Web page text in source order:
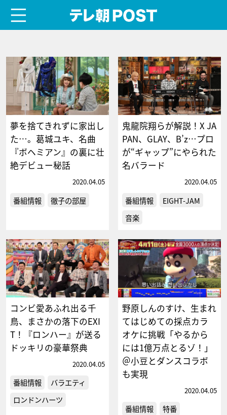
夢を捨てきれずに家出し
た…。葛城ユキ、名曲
『ボヘミアン』の裏に壮
絶デビュー秘話
2020.04.05
番組情報 徹子の部屋
鬼龍院翔らが解説！X JA
PAN、GLAY、B’z…プロ
が“ギャップ”にやられた
名バラード
2020.04.05
番組情報
EIGHT-JAM
音楽
コンビ愛あふれ出る千
鳥、まさかの落下のEXI
T！『ロンハー』が送る
ドッキリの豪華祭典
2020.04.05
番組情報
バラエティ
ロンドンハーツ
野原しんのすけ、生まれ
てはじめての採点カラ
オケに挑戦「やるから
には1億万点とるゾ！」
＠小豆とダンスコラボ
も実現
2020.04.05
番組情報
特番